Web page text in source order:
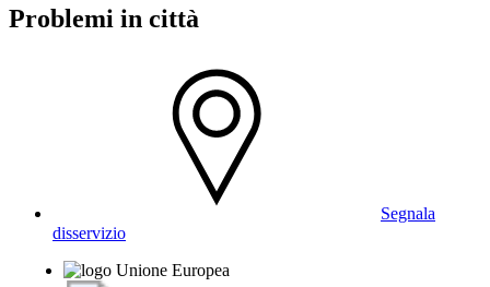
Problemi in città
Segnala
disservizio